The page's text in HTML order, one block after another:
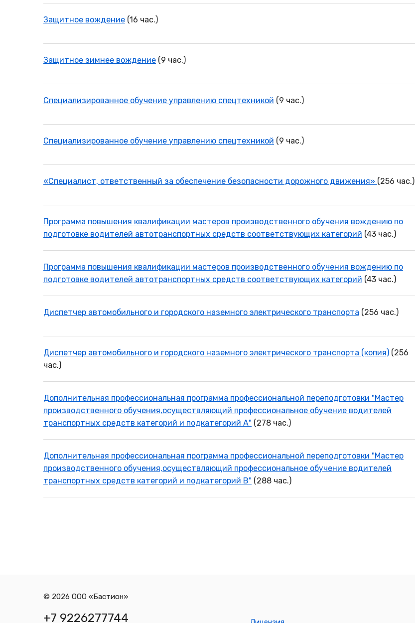
Защитное вождение (16 час.)
Защитное зимнее вождение (9 час.)
Специализированное обучение управлению спецтехникой (9 час.)
Специализированное обучение управлению спецтехникой (9 час.)
«Специалист, ответственный за обеспечение безопасности дорожного движения» (256 час.)
Программа повышения квалификации мастеров производственного обучения вождению по
подготовке водителей автотранспортных средств соответствующих категорий (43 час.)
Программа повышения квалификации мастеров производственного обучения вождению по
подготовке водителей автотранспортных средств соответствующих категорий (43 час.)
Диспетчер автомобильного и городского наземного электрического транспорта (256 час.)
Диспетчер автомобильного и городского наземного электрического транспорта (копия) (256
час.)
Дополнительная профессиональная программа профессиональной переподготовки "Мастер
производственного обучения,осуществляющий профессиональное обучение водителей
транспортных средств категорий и подкатегорий А" (278 час.)
Дополнительная профессиональная программа профессиональной переподготовки "Мастер
производственного обучения,осуществляющий профессиональное обучение водителей
транспортных средств категорий и подкатегорий В" (288 час.)
© 2026 ООО «Бастион»
+7 9226277744